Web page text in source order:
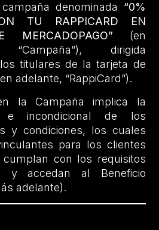
denominada “0%
TU RAPPICARD EN
MERCADOPAGO” (en
dirigida
titulares de la tarjeta de
adelante, “RappiCard”).
la Campaña implica la
e incondicional de los
y condiciones, los cuales
para los clientes
cumplan con los requisitos
y accedan al Beneficio
adelante).